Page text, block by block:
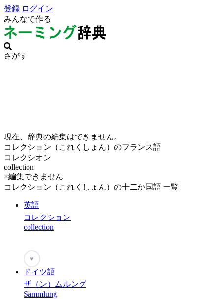
登録 ログイン
みんなで作る
さがす
現在、辞典の編集はできません。
コレクション（これくしょん）のフランス語
コレクシオン
collection
×編集できません
コレクション（これくしょん）の十二か国語 一覧
英語
コレクション
collection
♥
ドイツ語
ザ（ン）ムルング
Sammlung